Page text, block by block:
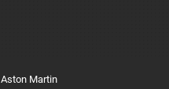
Aston Martin